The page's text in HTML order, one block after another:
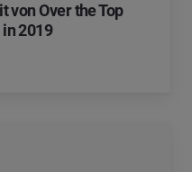
von Over the Top
2019